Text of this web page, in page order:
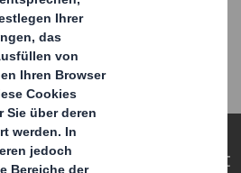
über relevante
sich wandelnde Welt